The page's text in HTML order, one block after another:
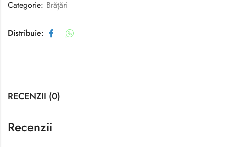
Categorie: Brățări
Distribuie:
RECENZII (0)
Recenzii